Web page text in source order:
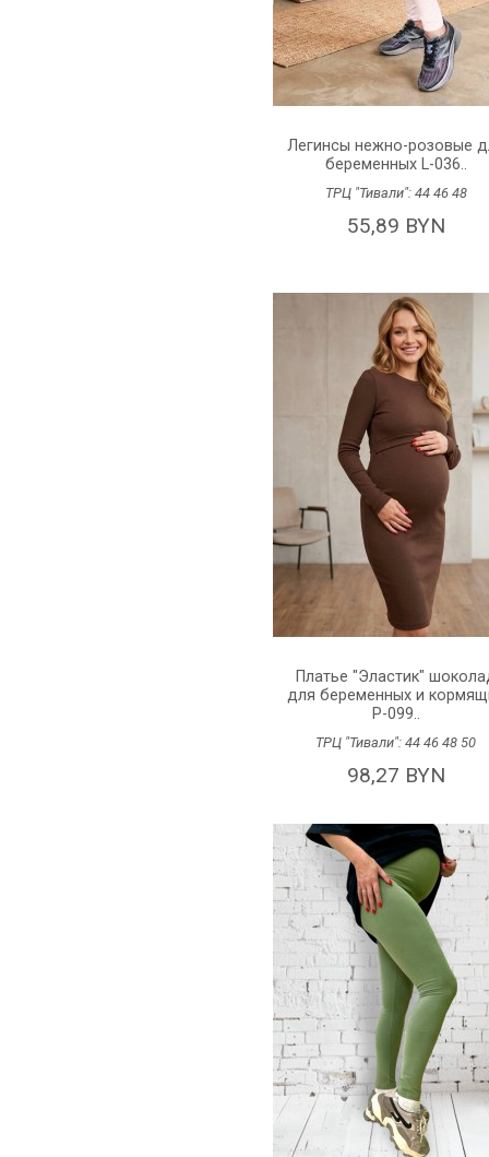
Легинсы нежно-розовые
беременных L-036..
ТРЦ "Тивали": 44 46 48
55,89 BYN
Платье "Эластик"
для беременных и
P-099..
ТРЦ "Тивали":444648 50
98,27 BYN